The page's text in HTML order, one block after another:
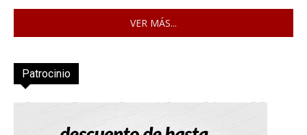
VER MÁS...
Patrocinio